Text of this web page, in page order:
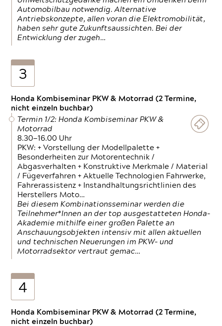
Automobilbau notwendig. Alternative
Antriebskonzepte, allen voran die Elektromobilität,
haben sehr gute Zukunftsaussichten. Bei der
Entwicklung der zugeh…
3
Honda Kombiseminar PKW & Motorrad (2 Termine,
nicht einzeln buchbar)
Termin 1/2: Honda Kombiseminar PKW &
Motorrad
8.30—16.00 Uhr
PKW: + Vorstellung der Modellpalette +
Besonderheiten zur Motorentechnik /
Abgasverhalten + Konstruktive Merkmale / Material
/ Fügeverfahren + Aktuelle Technologien Fahrwerke,
Fahrerassistenz + Instandhaltungsrichtlinien des
Herstellers Moto…
Bei diesem Kombinationsseminar werden die
Teilnehmer*Innen an der top ausgestatteten Honda-
Akademie mithilfe einer großen Palette an
Anschauungsobjekten intensiv mit allen aktuellen
und technischen Neuerungen im PKW- und
Motorradsektor vertraut gemac…
4
Honda Kombiseminar PKW & Motorrad (2 Termine,
nicht einzeln buchbar)